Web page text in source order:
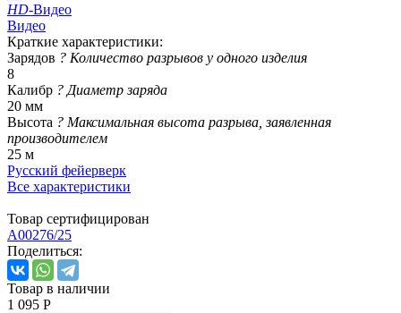
HD-Видео
Видео
Краткие характеристики:
Зарядов ? Количество разрывов у одного изделия
8
Калибр ? Диаметр заряда
20 мм
Высота ? Максимальная высота разрыва, заявленная
производителем
25 м
Русский фейерверк
Все характеристики
Товар сертифицирован
A00276/25
Поделиться:
Товар в наличии
1 095 Р